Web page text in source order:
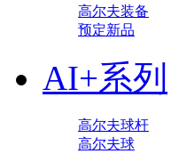
高尔夫装备
预定新品
AI+系列
高尔夫球杆
高尔夫球